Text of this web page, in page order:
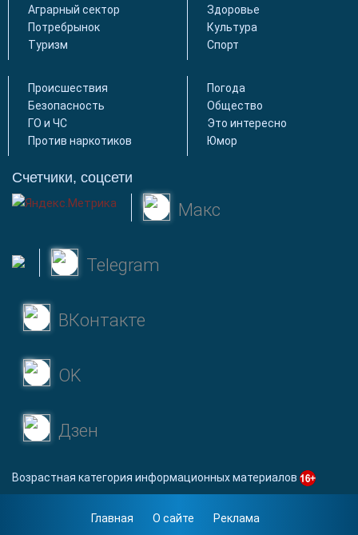
Аграрный сектор
Потребрынок
Туризм
Здоровье
Культура
Спорт
Происшествия
Безопасность
ГО и ЧС
Против наркотиков
Погода
Общество
Это интересно
Юмор
Счетчики, соцсети
Макс
Telegram
ВКонтакте
OK
Дзен
Возрастная категория информационных материалов
Главная О сайте Реклама